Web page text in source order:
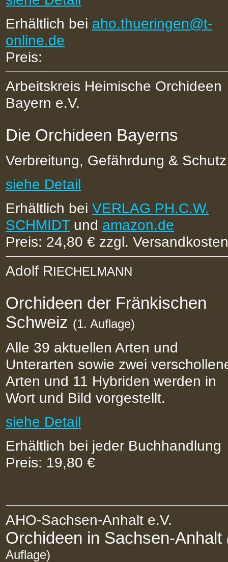
Erhältlich bei aho.thueringen@t-
online.de
Preis:
Arbeitskreis Heimische Orchideen
Bayern e.V.
Die Orchideen Bayerns
Verbreitung, Gefährdung & Schutz
siehe Detail
Erhältlich bei VERLAG PH.C.W.
SCHMIDTund amazon.de
Preis: 24,80 € zzgl. Versandkosten
Adolf RIECHELMANN
Orchideen der Fränkischen
Schweiz (1. Auflage)
Alle 39 aktuellen Arten und
Unterarten sowie zwei
Arten und 11 Hybriden werden in
Wort und Bild vorgestellt.
siehe Detail
Erhältlich bei jeder Buchhandlung
Preis: 19,80 €
AHO-Sachsen-Anhalt e.V.
Orchideen in Sachsen-Anhalt
Auflage)